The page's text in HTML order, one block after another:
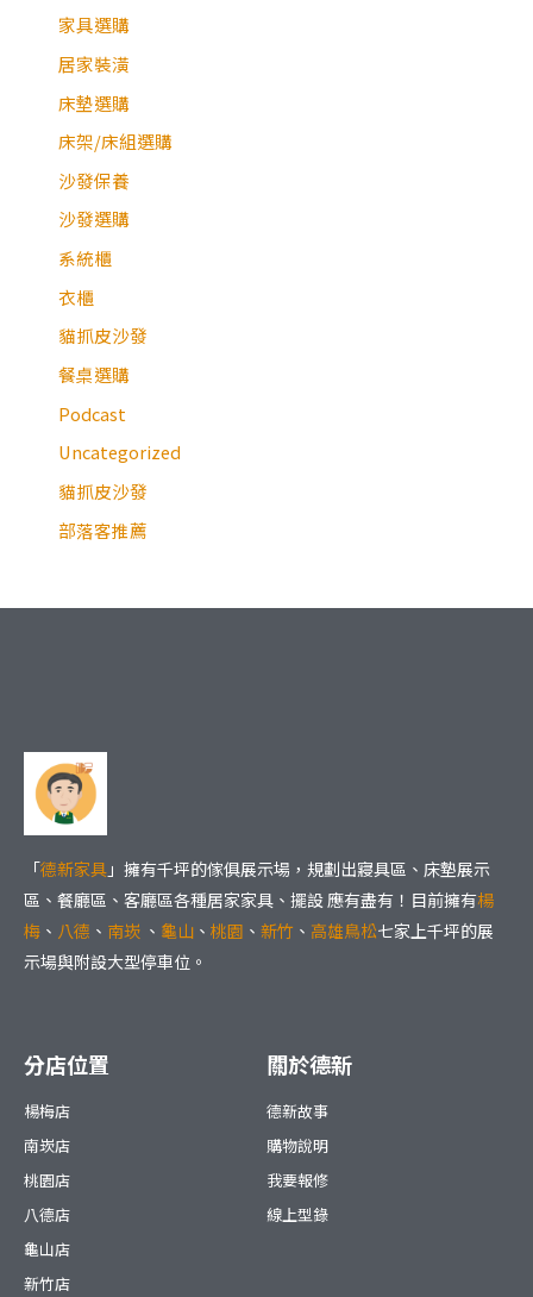
家具選購
居家裝潢
床墊選購
床架/床組選購
沙發保養
沙發選購
系統櫃
衣櫃
貓抓皮沙發
餐桌選購
Podcast
Uncategorized
貓抓皮沙發
部落客推薦
「德新家具 」擁有千坪的傢俱展示場，規劃出寢具區、床墊展示
區、餐廳區、客廳區各種居家家具、擺設 應有盡有！目前擁有楊
梅 、 八德 、 南崁 、 龜山 、 桃園 、 新竹 、 高雄鳥松七家上千坪的展
示場與附設大型停車位。
分店位置
楊梅店
南崁店
桃園店
八德店
龜山店
新竹店
關於德新
德新故事
購物說明
我要報修
線上型錄